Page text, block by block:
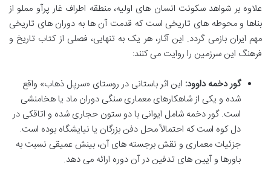
علاوه بر شواهد سکونت انسان های اولیه، منطقه اطراف غار پرآو مملو از
بناها و محوطه های تاریخی است که قدمت آن ها به دوران های تاریخی
مهم ایران بازمی گردد. این آثار، هر یک به تنهایی، فصلی از کتاب تاریخ و
فرهنگ این سرزمین را روایت می کنند:
گور دخمه داوود: این اثر باستانی در روستای «سرپل ذهاب» واقع
شده و یکی از شاهکارهای معماری سنگی دوران ماد یا هخامنشی
است. گور دخمه شامل ایوانی با دو ستون حجاری شده و اتاقکی در
دل کوه است که احتمالاً محل دفن بزرگان یا نیایشگاه بوده است.
جزئیات معماری و نقش برجسته های آن، بینش عمیقی نسبت به
باورها و آیین های تدفین در آن دوره ارائه می دهد.